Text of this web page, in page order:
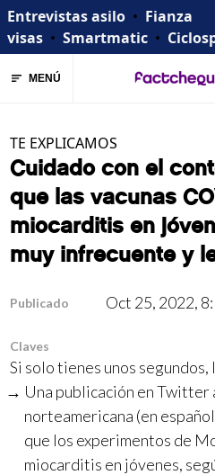
Entrevistas asilo • Fianza
visas • Smartmatic •
MENÚ
TE EXPLICAMOS
Cuidado con el
que las vacunas
miocarditis en
muy infrecuente y
Publicado Oct 25, 2022,
Claves
Si solo tienes unos segundos,
Una publicación en Twitter
norteamericana (en
que los experimentos de
miocarditis en jóvenes,